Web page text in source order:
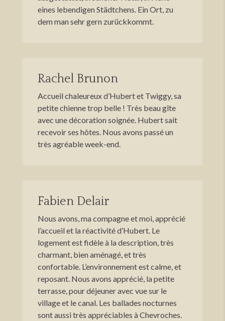
eines lebendigen Städtchens. Ein Ort, zu
dem man sehr gern zurückkommt.
Rachel Brunon
Accueil chaleureux d’Hubert et Twiggy, sa
petite chienne trop belle ! Très beau gîte
avec une décoration soignée. Hubert sait
recevoir ses hôtes. Nous avons passé un
très agréable week-end.
Fabien Delair
Nous avons, ma compagne et moi, apprécié
l’accueil et la réactivité d’Hubert. Le
logement est fidèle à la description, très
charmant, bien aménagé, et très
confortable. L’environnement est calme, et
reposant. Nous avons apprécié, la petite
terrasse, pour déjeuner avec vue sur le
village et le canal. Les ballades nocturnes
sont aussi très appréciables à Chevroches.